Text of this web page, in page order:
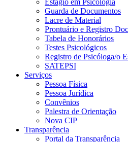
Estágio em Psicologia
Guarda de Documentos
Lacre de Material
Prontuário e Registro
Tabela de Honorários
Testes Psicológicos
Registro de Psicóloga/o
SATEPSI
Serviços
Pessoa Física
Pessoa Jurídica
Convênios
Palestra de Orientação
Nova CIP
Transparência
Portal da Transparência